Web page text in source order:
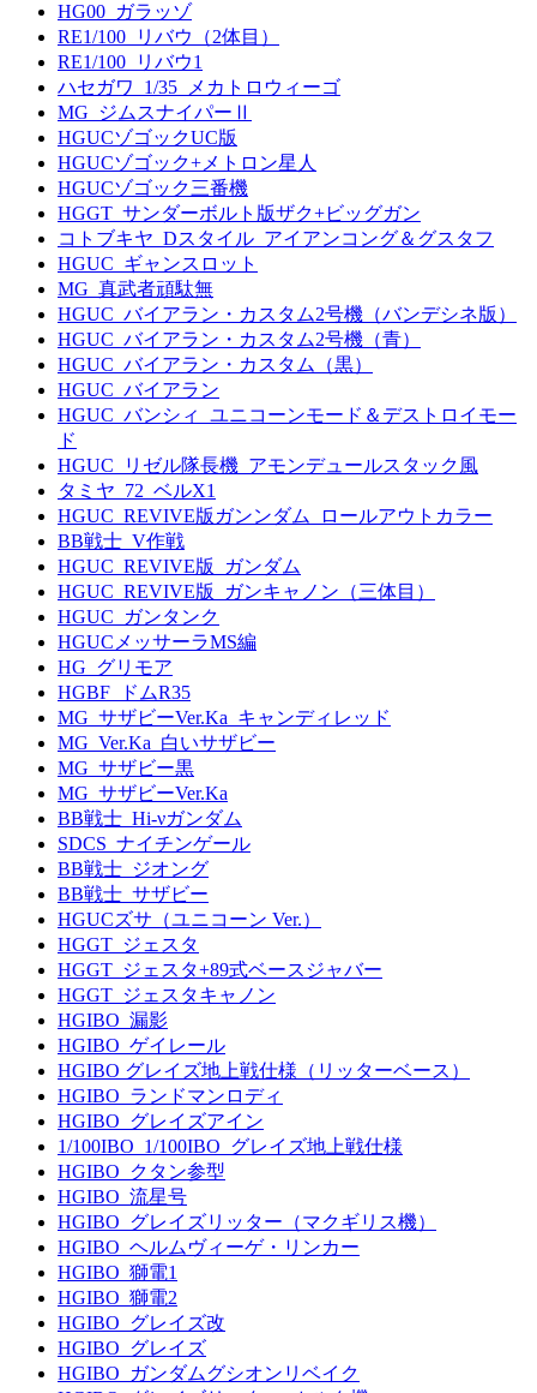
HG00_ガラッゾ
RE1/100_リバウ（2体目）
RE1/100_リバウ1
ハセガワ_1/35_メカトロウィーゴ
MG_ジムスナイパーⅡ
HGUCゾゴックUC版
HGUCゾゴック+メトロン星人
HGUCゾゴック三番機
HGGT_サンダーボルト版ザク+ビッグガン
コトブキヤ_Dスタイル_アイアンコング＆グスタフ
HGUC_ギャンスロット
MG_真武者頑駄無
HGUC_バイアラン・カスタム2号機（バンデシネ版）
HGUC_バイアラン・カスタム2号機（青）
HGUC_バイアラン・カスタム（黒）
HGUC_バイアラン
HGUC_バンシィ_ユニコーンモード＆デストロイモー
ド
HGUC_リゼル隊長機_アモンデュールスタック風
タミヤ_72_ベルX1
HGUC_REVIVE版ガンンダム_ロールアウトカラー
BB戦士_V作戦
HGUC_REVIVE版_ガンダム
HGUC_REVIVE版_ガンキャノン（三体目）
HGUC_ガンタンク
HGUCメッサーラMS編
HG_グリモア
HGBF_ドムR35
MG_サザビーVer.Ka_キャンディレッド
MG_Ver.Ka_白いサザビー
MG_サザビー黒
MG_サザビーVer.Ka
BB戦士_Hi-νガンダム
SDCS_ナイチンゲール
BB戦士_ジオング
BB戦士_サザビー
HGUCズサ（ユニコーン Ver.）
HGGT_ジェスタ
HGGT_ジェスタ+89式ベースジャバー
HGGT_ジェスタキャノン
HGIBO_漏影
HGIBO_ゲイレール
HGIBO グレイズ地上戦仕様（リッターベース）
HGIBO_ランドマンロディ
HGIBO_グレイズアイン
1/100IBO_1/100IBO_グレイズ地上戦仕様
HGIBO_クタン参型
HGIBO_流星号
HGIBO_グレイズリッター（マクギリス機）
HGIBO_ヘルムヴィーゲ・リンカー
HGIBO_獅電1
HGIBO_獅電2
HGIBO_グレイズ改
HGIBO_グレイズ
HGIBO_ガンダムグシオンリベイク